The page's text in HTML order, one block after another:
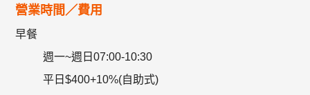
營業時間／費用
早餐
週一~週日07:00-10:30
平日$400+10%(自助式)